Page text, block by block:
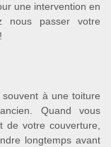
une intervention en
nous passer votre
à une toiture
Quand vous
de votre couverture,
longtemps avant